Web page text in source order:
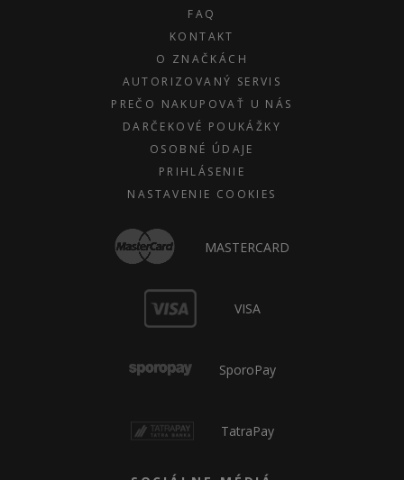
FAQ
KONTAKT
O ZNAČKÁCH
AUTORIZOVANÝ SERVIS
PREČO NAKUPOVAŤ U NÁS
DARČEKOVÉ POUKÁŽKY
OSOBNÉ ÚDAJE
PRIHLÁSENIE
NASTAVENIE COOKIES
MASTERCARD
VISA
SporoPay
TatraPay